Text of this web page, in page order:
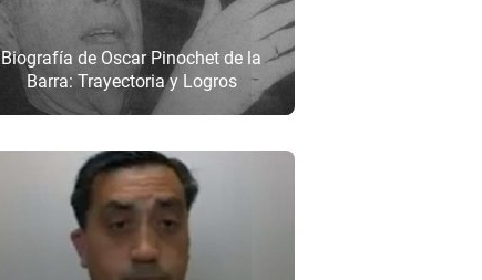
Biografía de Oscar Pinochet de la
Barra: Trayectoria y Logros